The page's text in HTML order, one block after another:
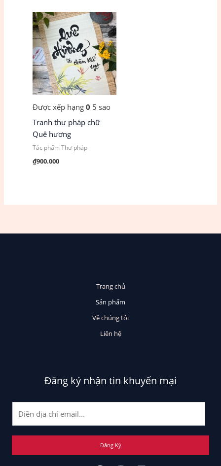
Được xếp hạng0 5 sao
Tranh thư pháp chữ
Quê hương
Tác phẩm Thư pháp
₫900.000
Trang chủ
Sản phẩm
Về chúng tôi
Liên hệ
Đăng ký nhận tin khuyến mại
m
l
Đăng Ký